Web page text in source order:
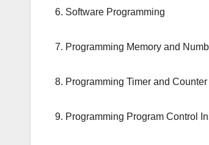
6. Software Programming
7. Programming Memory and
8. Programming Timer and Counter
9. Programming Program Control